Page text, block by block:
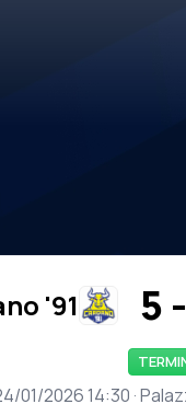
'91 5
24/01/2026 14:30 ·